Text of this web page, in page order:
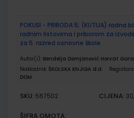
POKUSI - PRIRODA 5; (KUTIJA) radna
radnim listovima i priborom za
za 5. razred osnovne škole
Autor(i): Bendelja Domjanović Horvat
Nakladnik: ŠKOLSKA KNJIGA d.d.
DOM
SKU: 567502 CIJENA:
ŠIFRA OMOTA: